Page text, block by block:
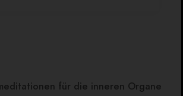
für die inneren Organe